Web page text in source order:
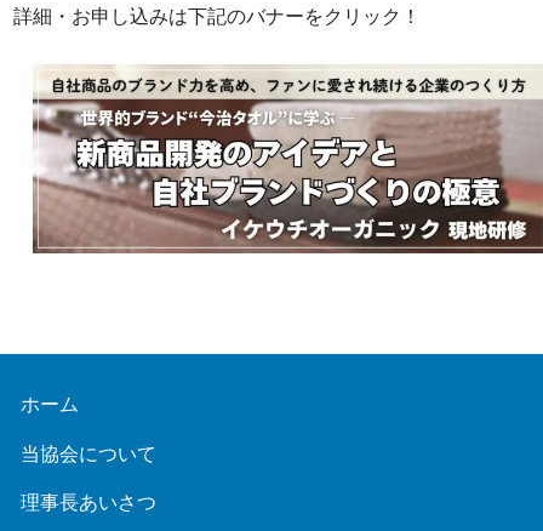
詳細・お申し込みは下記のバナーをクリック！
ホーム
当協会について
理事長あいさつ